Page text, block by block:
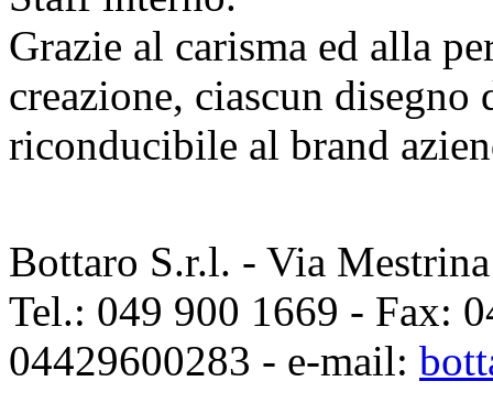
Grazie al carisma ed alla
creazione, ciascun
riconducibile al brand
Bottaro S.r.l. - Via
Tel.: 049 900 1669 - Fax:
04429600283 - e-mail: